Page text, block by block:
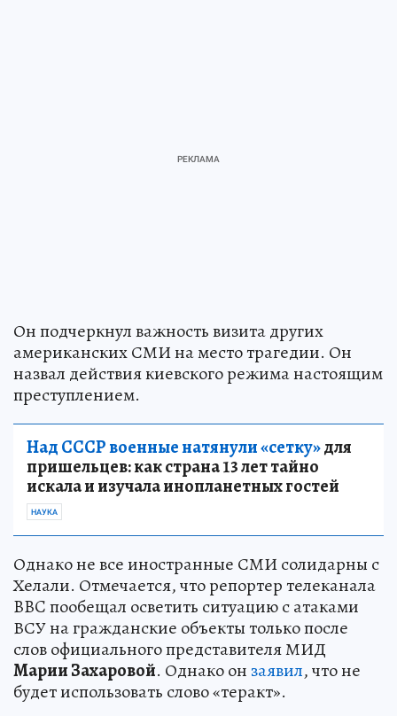
Он подчеркнул важность визита других
американских СМИ на место трагедии. Он
назвал действия киевского режима настоящим
преступлением.
Над СССР военные натянули «сетку»для
пришельцев: как страна 13 лет тайно
искала и изучала инопланетных гостей
НАУКА
Однако не все иностранные СМИ солидарны с
Хелали. Отмечается, что репортер телеканала
BBC пообещал осветить ситуацию с атаками
ВСУ на гражданские объекты только после
слов официального представителя МИД
Марии Захаровой. Однако он заявил, что не
будет использовать слово «теракт».